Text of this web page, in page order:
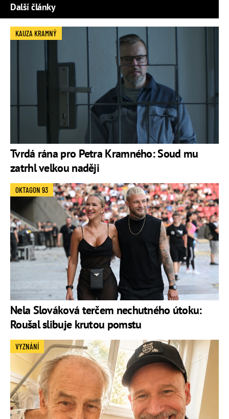
Další články
Tvrdá rána pro Petra Kramného: Soud mu
zatrhl velkou naději
KAUZA KRAMNÝ
Nela Slováková terčem nechutného útoku:
Roušal slibuje krutou pomstu
OKTAGON 93
VYZNÁNÍ